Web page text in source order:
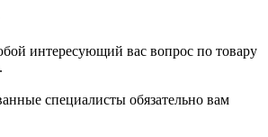
интересующий вас вопрос по товару
специалисты обязательно вам